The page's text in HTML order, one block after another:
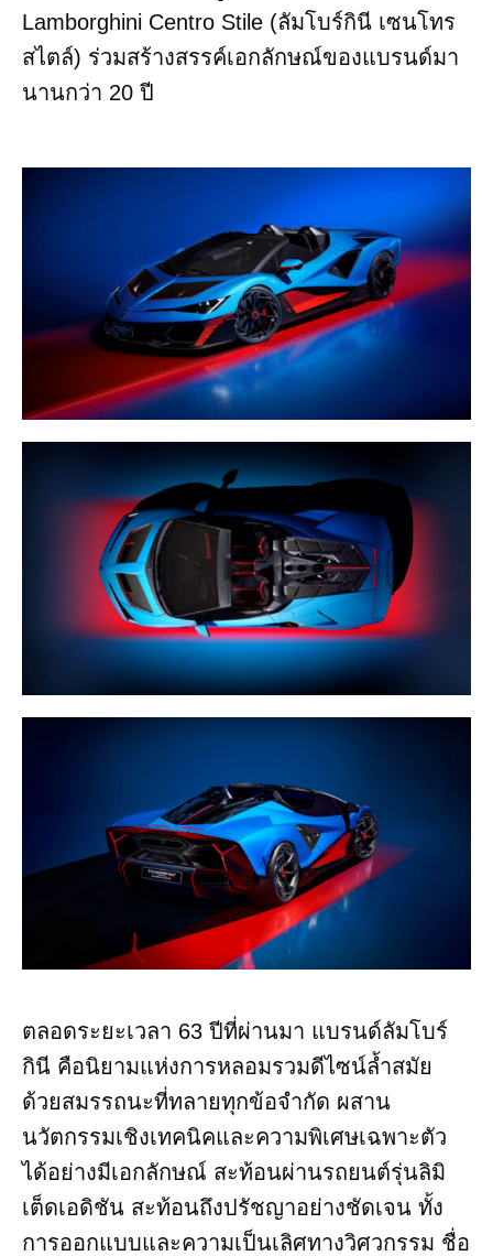
Lamborghini Centro Stile (ลัมโบร์กินี เซนโทร
สไตล์) ร่วมสร้างสรรค์เอกลักษณ์ของแบรนด์มา
นานกว่า 20 ปี
ตลอดระยะเวลา 63 ปีที่ผ่านมา แบรนด์ลัมโบร์
กินี คือนิยามแห่งการหลอมรวมดีไซน์ล้ำสมัย
ด้วยสมรรถนะที่ทลายทุกข้อจำกัด ผสาน
นวัตกรรมเชิงเทคนิคและความพิเศษเฉพาะตัว
ได้อย่างมีเอกลักษณ์ สะท้อนผ่านรถยนต์รุ่นลิมิ
เต็ดเอดิชัน สะท้อนถึงปรัชญาอย่างชัดเจน ทั้ง
การออกแบบและความเป็นเลิศทางวิศวกรรม ชื่อ